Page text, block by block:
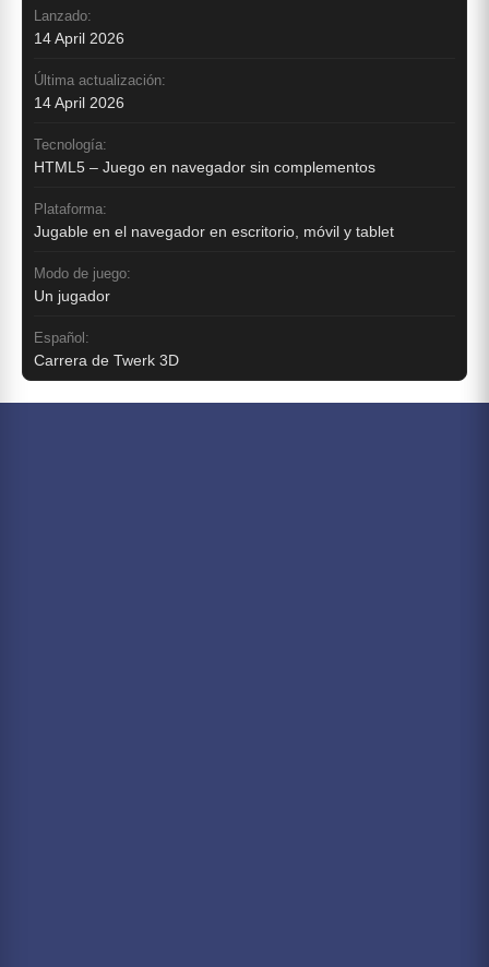
Lanzado:
14 April 2026
Última actualización:
14 April 2026
Tecnología:
HTML5 – Juego en navegador sin complementos
Plataforma:
Jugable en el navegador en escritorio, móvil y tablet
Modo de juego:
Un jugador
Español:
Carrera de Twerk 3D